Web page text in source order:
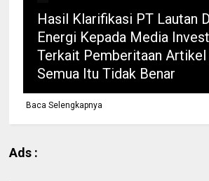
Hasil Klarifikasi PT Lautan
Energi Kepada Media
Terkait Pemberitaan
Semua Itu Tidak Benar
Baca Selengkapnya
Ads :